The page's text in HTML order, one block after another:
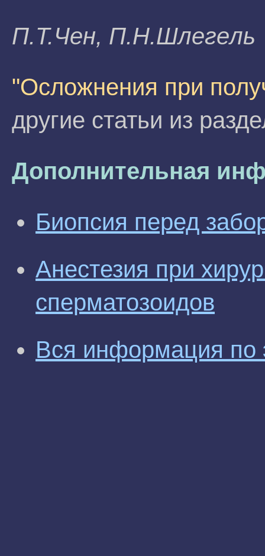
П.T.Чeн, П.Н.Шлeгeль
"Осложнения при
другие статьи из
Дополнительная
Биопсия перед
Анестезия при
сперматозоидов
Вся информация по